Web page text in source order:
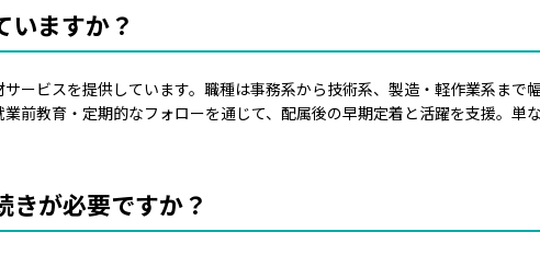
ますか？
ービスを提供しています。職種は事務系から技術系、製造・軽作業系まで
前教育・定期的なフォローを通じて、配属後の早期定着と活躍を支援。単
が必要ですか？